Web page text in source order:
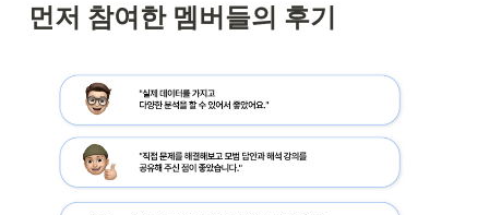
먼저 참여한 멤버들의 후기